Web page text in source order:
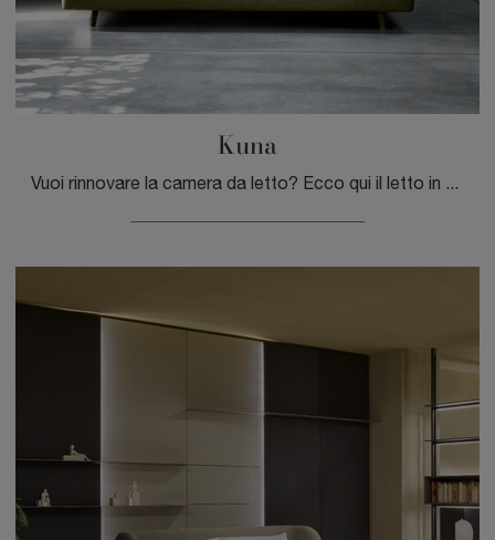
Kuna
Vuoi rinnovare la camera da letto? Ecco qui il letto in tessuto Kuna di Bontempi Letti Design per spazi moderni.